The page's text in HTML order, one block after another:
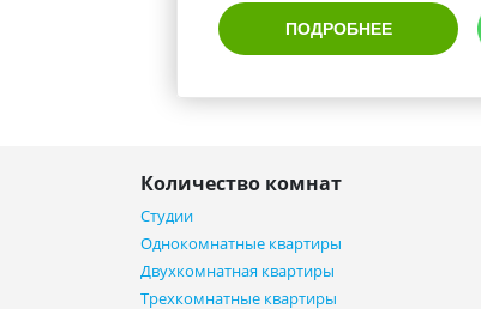
ПОДРОБНЕЕ
Количество комнат
Студии
Однокомнатные квартиры
Двухкомнатная квартиры
Трехкомнатные квартиры